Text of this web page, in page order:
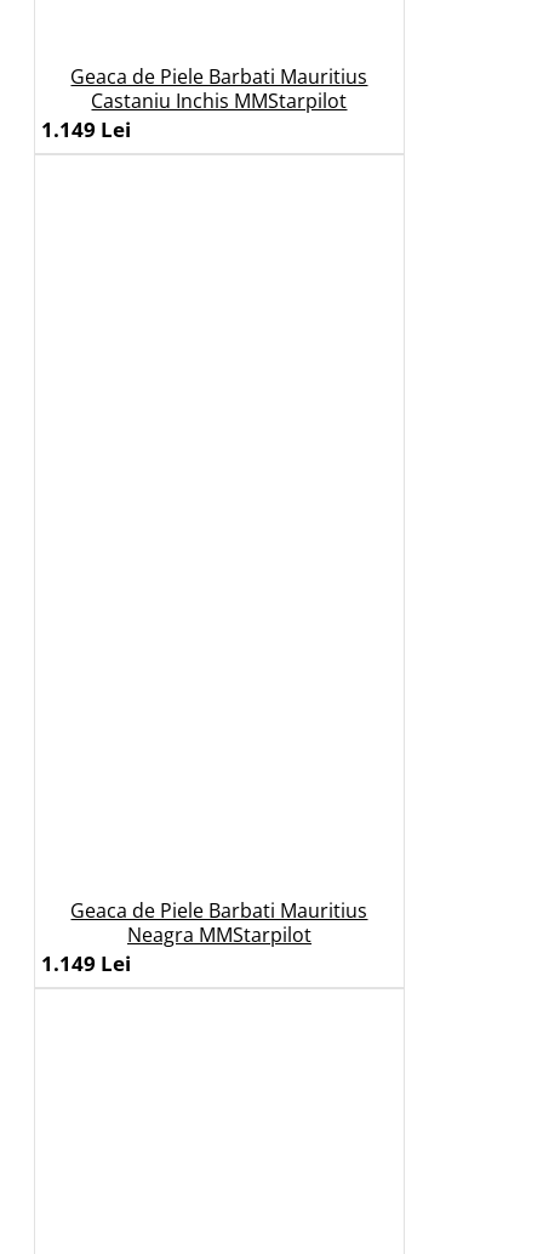
Geaca de Piele Barbati Mauritius
Castaniu Inchis MMStarpilot
1.149 Lei
Geaca de Piele Barbati Mauritius
Neagra MMStarpilot
1.149 Lei